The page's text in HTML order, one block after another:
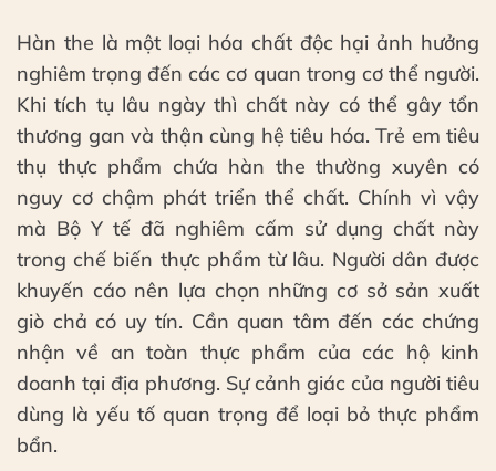
Hàn the là một loại hóa chất độc hại ảnh hưởng
nghiêm trọng đến các cơ quan trong cơ thể người.
Khi tích tụ lâu ngày thì chất này có thể gây tổn
thương gan và thận cùng hệ tiêu hóa. Trẻ em tiêu
thụ thực phẩm chứa hàn the thường xuyên có
nguy cơ chậm phát triển thể chất. Chính vì vậy
mà Bộ Y tế đã nghiêm cấm sử dụng chất này
trong chế biến thực phẩm từ lâu. Người dân được
khuyến cáo nên lựa chọn những cơ sở sản xuất
giò chả có uy tín. Cần quan tâm đến các chứng
nhận về an toàn thực phẩm của các hộ kinh
doanh tại địa phương. Sự cảnh giác của người tiêu
dùng là yếu tố quan trọng để loại bỏ thực phẩm
bẩn.